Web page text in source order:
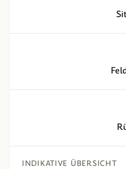
INDIKATIVE ÜBERSICHT